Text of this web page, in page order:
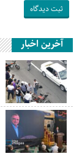
آخرین اخبار